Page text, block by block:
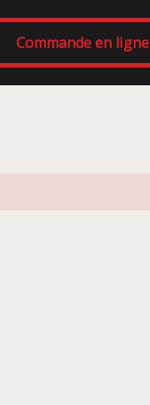
Commande en ligne